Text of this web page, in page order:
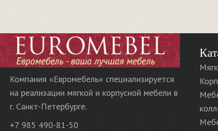
Компания «Евромебель» специализируется
на реализации мягкой и корпусной мебели в
г. Санкт-Петербурге.
+7 985 490-81-50